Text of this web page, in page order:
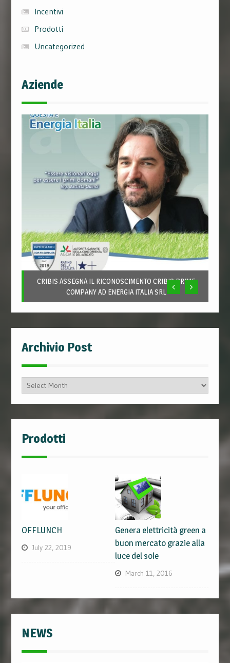
Incentivi
Prodotti
Uncategorized
Aziende
CRIBIS ASSEGNA IL RICONOSCIMENTO CRIBIS PRIME
COMPANY AD ENERGIA ITALIA SRL
Archivio Post
Archivio
Prodotti
OFFLUNCH
July 22, 2019
Genera elettricità green a
buon mercato grazie alla
luce del sole
March 11, 2016
NEWS